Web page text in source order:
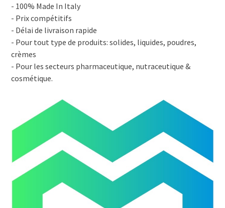
- 100% Made In Italy
- Prix compétitifs
- Délai de livraison rapide
- Pour tout type de produits: solides, liquides, poudres,
crèmes
- Pour les secteurs pharmaceutique, nutraceutique &
cosmétique.